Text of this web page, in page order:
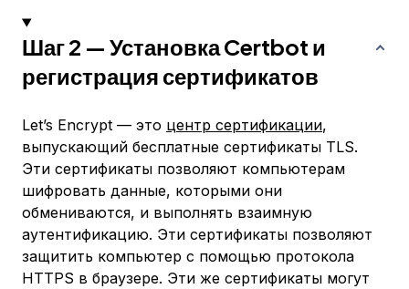
Шаг 2 — Установка Certbot и
регистрация сертификатов
Let’s Encrypt — это центр сертификации,
выпускающий бесплатные сертификаты TLS.
Эти сертификаты позволяют компьютерам
шифровать данные, которыми они
обмениваются, и выполнять взаимную
аутентификацию. Эти сертификаты позволяют
защитить компьютер с помощью протокола
HTTPS в браузере. Эти же сертификаты могут